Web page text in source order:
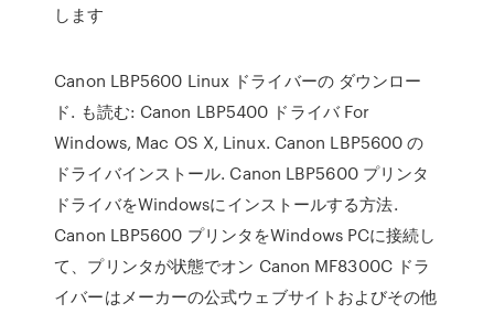
します
Canon LBP5600 Linux ドライバーの ダウンロー
ド. も読む: Canon LBP5400 ドライバ For
Windows, Mac OS X, Linux. Canon LBP5600 の
ドライバインストール. Canon LBP5600 プリンタ
ドライバをWindowsにインストールする方法.
Canon LBP5600 プリンタをWindows PCに接続し
て、プリンタが状態でオン Canon MF8300C ドラ
イバーはメーカーの公式ウェブサイトおよびその他